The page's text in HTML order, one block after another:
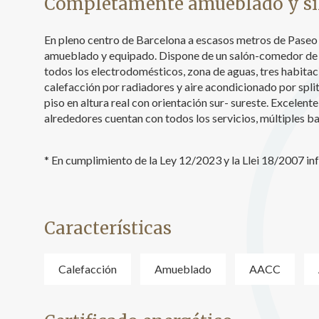
En pleno centro de Barcelona a escasos metros de
amueblado y equipado. Dispone de un salón-comedor
todos los electrodomésticos, zona de aguas, tres
calefacción por radiadores y aire acondicionado por
piso en altura real con orientación sur- sureste.
alrededores cuentan con todos los servicios, múltiples
* En cumplimiento de la Ley 12/2023 y la Llei 18/2007
Características
Calefacción Amueblado AACC
sitio
los
que
del